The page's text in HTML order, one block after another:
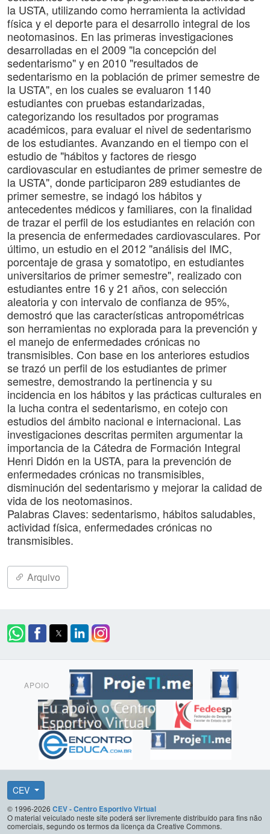
la USTA, utilizando como herramienta la actividad
física y el deporte para el desarrollo integral de los
neotomasinos. En las primeras investigaciones
desarrolladas en el 2009 "la concepción del
sedentarismo" y en 2010 "resultados de
sedentarismo en la población de primer semestre de
la USTA", en los cuales se evaluaron 1140
estudiantes con pruebas estandarizadas,
categorizando los resultados por programas
académicos, para evaluar el nivel de sedentarismo
de los estudiantes. Avanzando en el tiempo con el
estudio de "hábitos y factores de riesgo
cardiovascular en estudiantes de primer semestre de
la USTA", donde participaron 289 estudiantes de
primer semestre, se indagó los hábitos y
antecedentes médicos y familiares, con la finalidad
de trazar el perfil de los estudiantes en relación con
la presencia de enfermedades cardiovasculares. Por
último, un estudio en el 2012 "análisis del IMC,
porcentaje de grasa y somatotipo, en estudiantes
universitarios de primer semestre", realizado con
estudiantes entre 16 y 21 años, con selección
aleatoria y con intervalo de confianza de 95%,
demostró que las características antropométricas
son herramientas no explorada para la prevención y
el manejo de enfermedades crónicas no
transmisibles. Con base en los anteriores estudios
se trazó un perfil de los estudiantes de primer
semestre, demostrando la pertinencia y su
incidencia en los hábitos y las prácticas culturales en
la lucha contra el sedentarismo, en cotejo con
estudios del ámbito nacional e internacional. Las
investigaciones descritas permiten argumentar la
importancia de la Cátedra de Formación Integral
Henri Didón en la USTA, para la prevención de
enfermedades crónicas no transmisibles,
disminución del sedentarismo y mejorar la calidad de
vida de los neotomasinos.
Palabras Claves: sedentarismo, hábitos saludables,
actividad física, enfermedades crónicas no
transmisibles.
Arquivo
APOIO
CEV
© 1996-2026 CEV - Centro Esportivo Virtual
O material veiculado neste site poderá ser livremente distribuído para fins não
comerciais, segundo os termos da licença da Creative Commons.